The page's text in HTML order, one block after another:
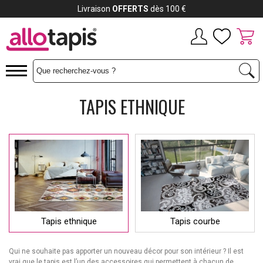
TAPIS ETHNIQUE
Tapis ethnique Tapis courbe
Qui ne souhaite pas apporter un nouveau décor pour son intérieur ? Il est
Payez jusqu'à12x